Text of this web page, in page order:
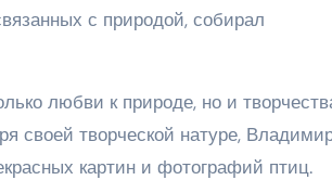
с природой, собирал
любви к природе, но и
своей творческой натуре,
картин и фотографий птиц.